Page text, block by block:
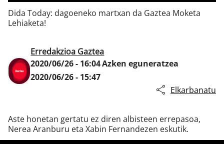
Dida Today: dagoeneko martxan da Gaztea Moketa
Lehiaketa!
Erredakzioa Gaztea
2020/06/26 - 16:04Azken eguneratzea
2020/06/26 - 15:47
Elkarbanatu
Aste honetan gertatu ez diren albisteen errepasoa,
Nerea Aranburu eta Xabin Fernandezen eskutik.